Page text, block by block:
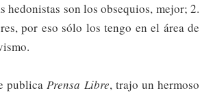
hedonistas son los obsequios, mejor; 2.
por eso sólo los tengo en el área de
publicaPrensa Libre, trajo un hermoso